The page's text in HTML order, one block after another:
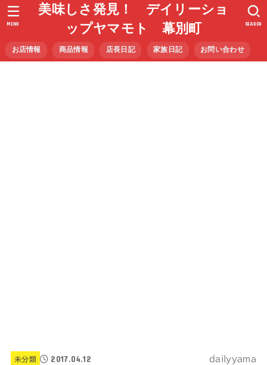
美味しさ発見！ デイリーショ
ップヤマモト 幕別町
お店情報 商品情報 店長日記 家族日記 お問い合わせ
SEARCH
MENU
未分類 2017.04.12 dailyyama